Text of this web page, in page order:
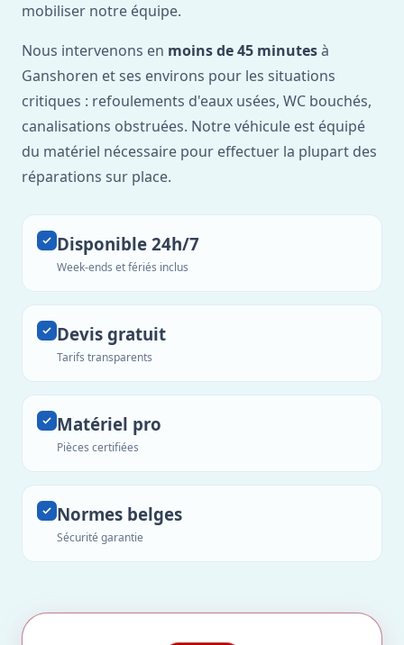
mobiliser notre équipe.
Nous intervenons en moins de 45 minutesà
Ganshoren et ses environs pour les situations
critiques : refoulements d'eaux usées, WC bouchés,
canalisations obstruées. Notre véhicule est équipé
du matériel nécessaire pour effectuer la plupart des
réparations sur place.
Disponible 24h/7
Week-ends et fériés inclus
Devis gratuit
Tarifs transparents
Matériel pro
Pièces certifiées
Normes belges
Sécurité garantie